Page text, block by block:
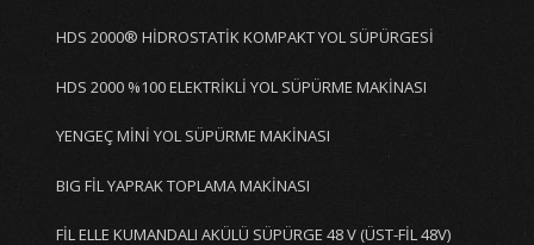
HDS 2000® HİDROSTATİK KOMPAKT YOL SÜPÜRGESİ
HDS 2000 %100 ELEKTRİKLİ YOL SÜPÜRME MAKİNASI
YENGEÇ MİNİ YOL SÜPÜRME MAKİNASI
BIG FİL YAPRAK TOPLAMA MAKİNASI
FİL ELLE KUMANDALI AKÜLÜ SÜPÜRGE 48 V (ÜST-FİL 48V)